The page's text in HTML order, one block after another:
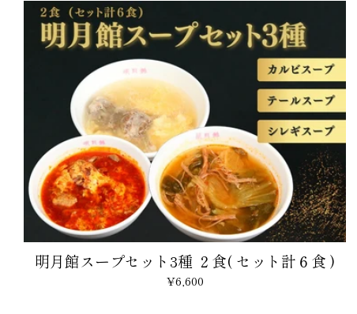
明月館スープセット3種 ２食( セット計６食 )
¥6,600